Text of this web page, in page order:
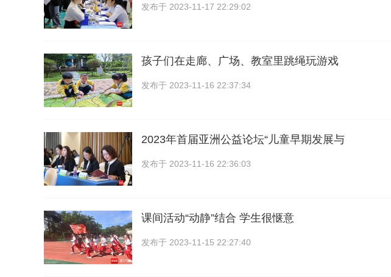
发布于 2023-11-17 22:29:02
孩子们在走廊、广场、教室里跳绳玩游戏
发布于 2023-11-16 22:37:34
2023年首届亚洲公益论坛“儿童早期发展与
发布于 2023-11-16 22:36:03
课间活动“动静”结合 学生很惬意
发布于 2023-11-15 22:27:40